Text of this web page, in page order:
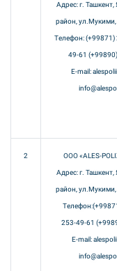
Адрес: г. Ташкент,
район,
Телефон: (+99871)
49-61
E-mail:
2 ООО «ALES-
Адрес: г. Ташкент,
район,
253-49-61
E-mail: